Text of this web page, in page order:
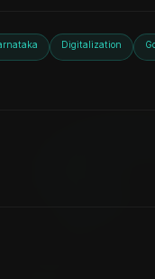
Digitalization